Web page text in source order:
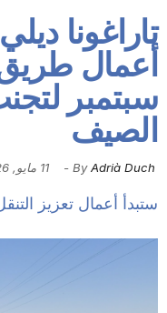
o
C
i
تاراغونا
سبتمبر
الصيف
By Adrià Duch
- 11 مايو, 2026
ستبدأ أعمال تعزيز